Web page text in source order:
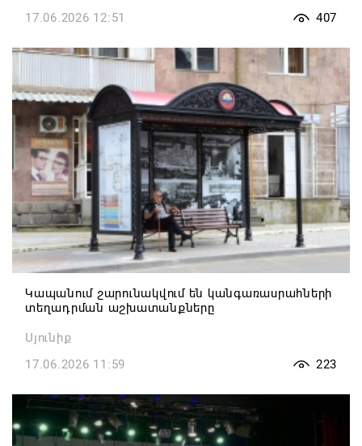
17.06.2026 12:51
407
Կապանում շարունակվում են կանգառասրահների
տեղադրման աշխատանքները
Սյունիք
17.06.2026 11:59
223